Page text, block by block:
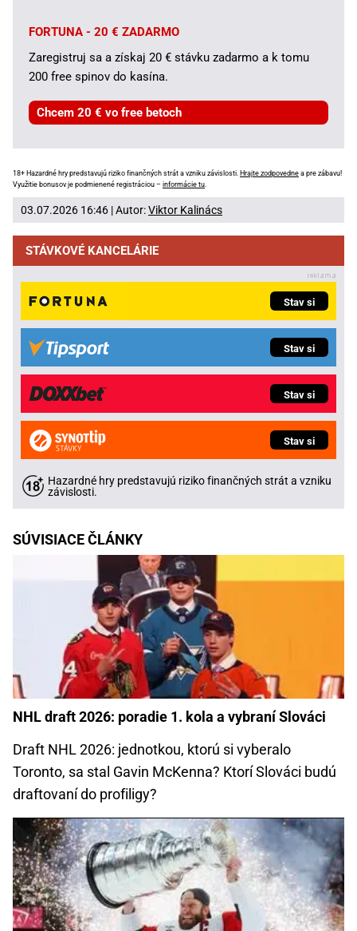
FORTUNA - 20 € ZADARMO
Zaregistruj sa a získaj 20 € stávku zadarmo a k tomu
200 free spinov do kasína.
Chcem 20 € vo free betoch
18+ Hazardné hry predstavujú riziko finančných strát a vzniku závislosti. Hrajte zodpovedne a pre zábavu!
Využitie bonusov je podmienené registráciou – informácie tu.
03.07.2026 16:46 | Autor:Viktor Kalinács
STÁVKOVÉ KANCELÁRIE
Stav si
Stav si
Stav si
Stav si
Hazardné hry predstavujú riziko finančných strát a vzniku
závislosti.
SÚVISIACE ČLÁNKY
NHL draft 2026: poradie 1. kola a vybraní Slováci
Draft NHL 2026: jednotkou, ktorú si vyberalo
Toronto, sa stal Gavin McKenna? Ktorí Slováci budú
draftovaní do profiligy?